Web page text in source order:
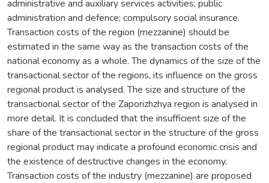
administrative and auxiliary services activities; public
administration and defence; compulsory social insurance.
Transaction costs of the region (mezzanine) should be
estimated in the same way as the transaction costs of the
national economy as a whole. The dynamics of the size of the
transactional sector of the regions, its influence on the gross
regional product is analysed. The size and structure of the
transactional sector of the Zaporizhzhya region is analysed in
more detail. It is concluded that the insufficient size of the
share of the transactional sector in the structure of the gross
regional product may indicate a profound economic crisis and
the existence of destructive changes in the economy.
Transaction costs of the industry (mezzanine) are proposed